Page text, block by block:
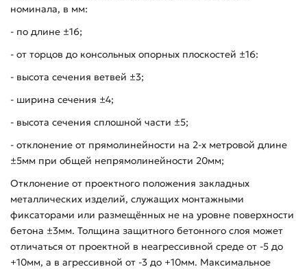
номинала, в мм:
- по длине ±16;
- от торцов до консольных опорных плоскостей ±16:
- высота сечения ветвей ±3;
- ширина сечения ±4;
- высота сечения сплошной части ±5;
- отклонение от прямолинейности на 2-х метровой длине
±5мм при общей непрямолинейности 20мм;
Отклонение от проектного положения закладных
металлических изделий, служащих монтажными
фиксаторами или размещённых не на уровне поверхности
бетона ±3мм. Толщина защитного бетонного слоя может
отличаться от проектной в неагрессивной среде от -5 до
+10мм, а в агрессивной от -3 до +10мм. Максимальное